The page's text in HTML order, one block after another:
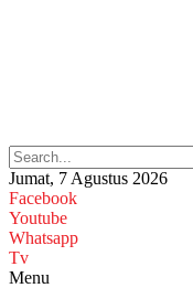
Jumat, 7 Agustus 2026
Facebook
Youtube
Whatsapp
Tv
Menu